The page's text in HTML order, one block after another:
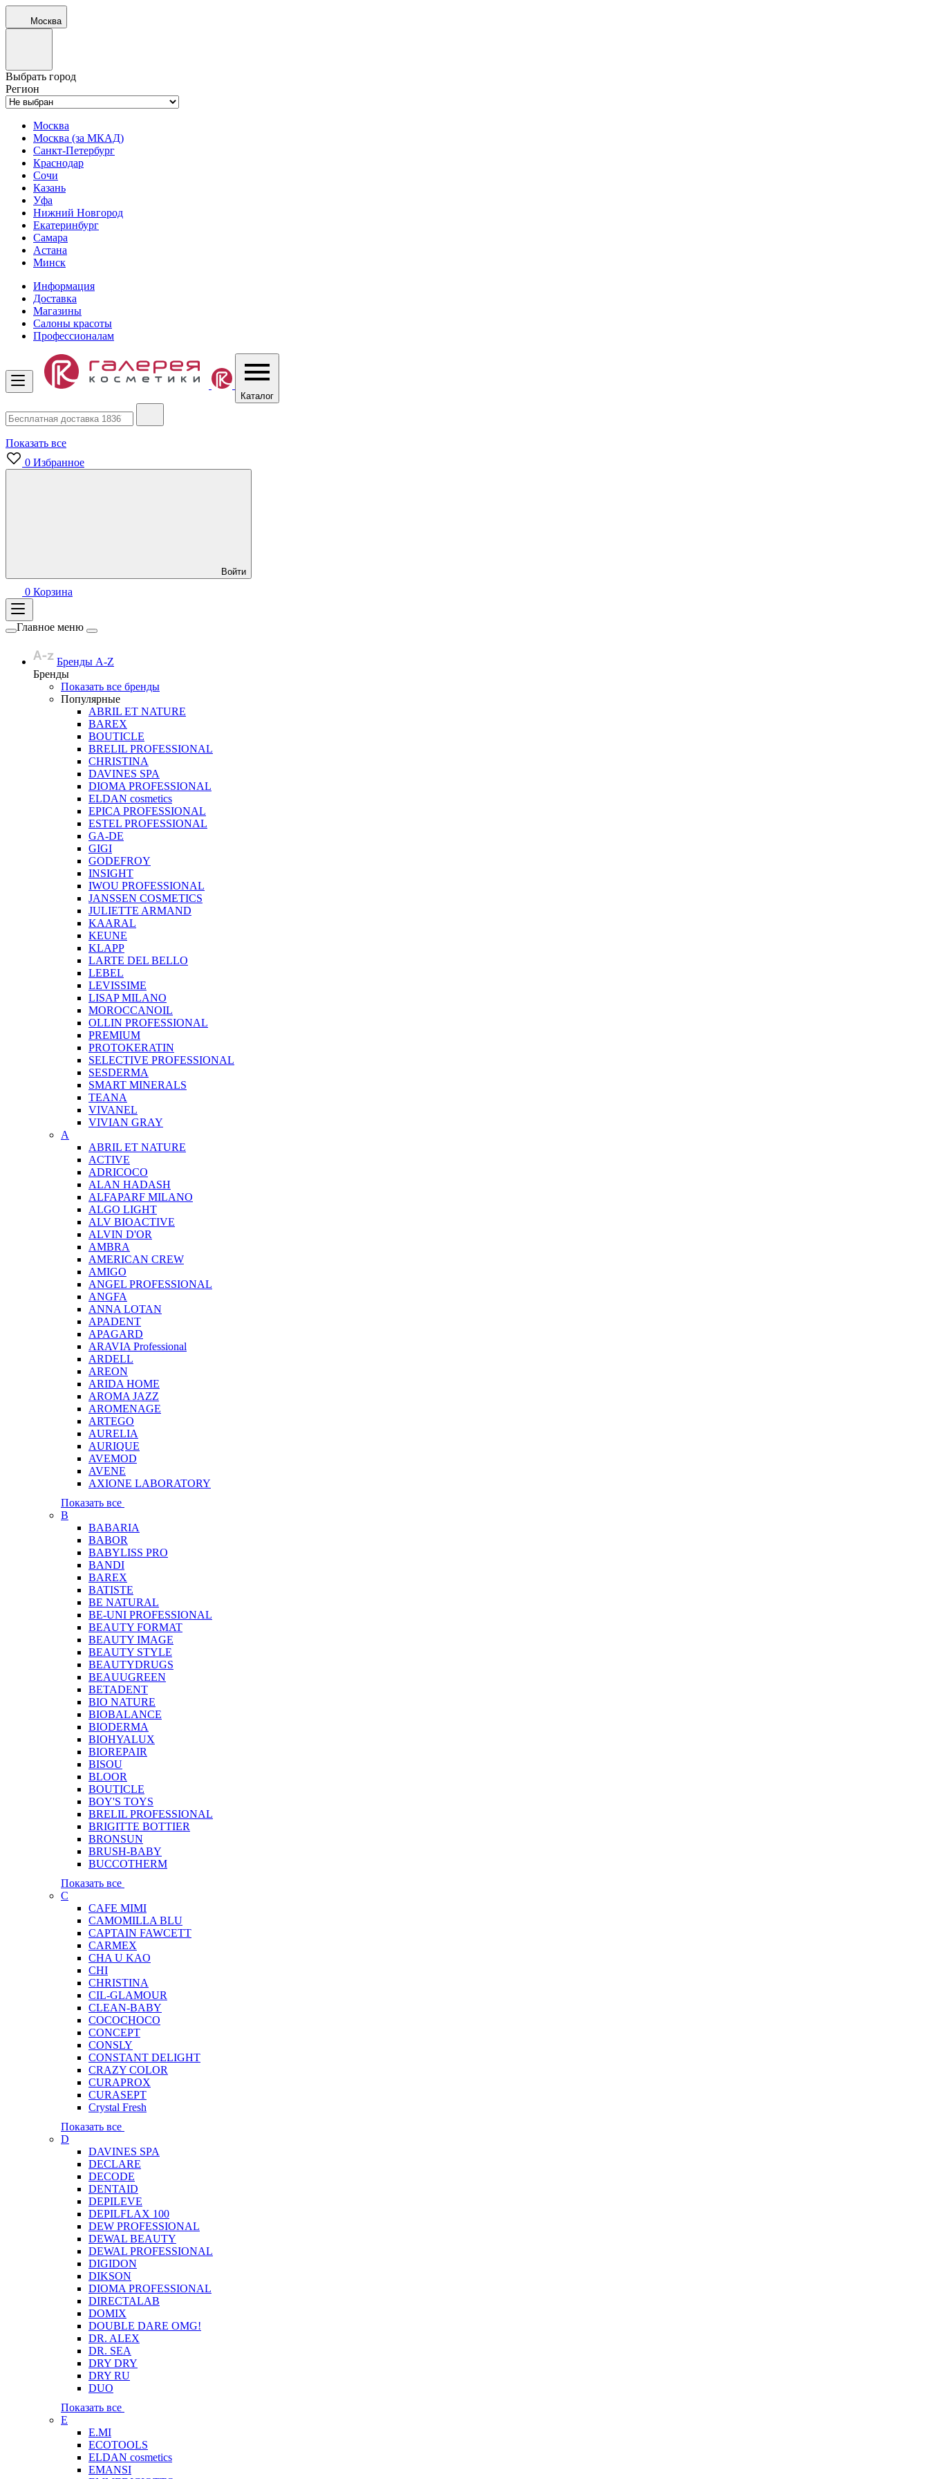
Москва
Выбрать город
Регион
Москва
Москва (за МКАД)
Санкт-Петербург
Краснодар
Сочи
Казань
Уфа
Нижний Новгород
Екатеринбург
Самара
Астана
Минск
Информация
Доставка
Магазины
Салоны красоты
Профессионалам
Каталог
Показать все
0 Избранное
Войти
0 Корзина
Главное меню
Бренды A-Z
Бренды
Показать все бренды
Популярные
ABRIL ET NATURE
BAREX
BOUTICLE
BRELIL PROFESSIONAL
CHRISTINA
DAVINES SPA
DIOMA PROFESSIONAL
ELDAN cosmetics
EPICA PROFESSIONAL
ESTEL PROFESSIONAL
GA-DE
GIGI
GODEFROY
INSIGHT
IWOU PROFESSIONAL
JANSSEN COSMETICS
JULIETTE ARMAND
KAARAL
KEUNE
KLAPP
LARTE DEL BELLO
LEBEL
LEVISSIME
LISAP MILANO
MOROCCANOIL
OLLIN PROFESSIONAL
PREMIUM
PROTOKERATIN
SELECTIVE PROFESSIONAL
SESDERMA
SMART MINERALS
TEANA
VIVANEL
VIVIAN GRAY
A
ABRIL ET NATURE
ACTIVE
ADRICOCO
ALAN HADASH
ALFAPARF MILANO
ALGO LIGHT
ALV BIOACTIVE
ALVIN D'OR
AMBRA
AMERICAN CREW
AMIGO
ANGEL PROFESSIONAL
ANGFA
ANNA LOTAN
APADENT
APAGARD
ARAVIA Professional
ARDELL
AREON
ARIDA HOME
AROMA JAZZ
AROMENAGE
ARTEGO
AURELIA
AURIQUE
AVEMOD
AVENE
AXIONE LABORATORY
Показать все
B
BABARIA
BABOR
BABYLISS PRO
BANDI
BAREX
BATISTE
BE NATURAL
BE-UNI PROFESSIONAL
BEAUTY FORMAT
BEAUTY IMAGE
BEAUTY STYLE
BEAUTYDRUGS
BEAUUGREEN
BETADENT
BIO NATURE
BIOBALANCE
BIODERMA
BIOHYALUX
BIOREPAIR
BISOU
BLOOR
BOUTICLE
BOY'S TOYS
BRELIL PROFESSIONAL
BRIGITTE BOTTIER
BRONSUN
BRUSH-BABY
BUCCOTHERM
Показать все
C
CAFE MIMI
CAMOMILLA BLU
CAPTAIN FAWCETT
CARMEX
CHA U KAO
CHI
CHRISTINA
CIL-GLAMOUR
CLEAN-BABY
COCOCHOCO
CONCEPT
CONSLY
CONSTANT DELIGHT
CRAZY COLOR
CURAPROX
CURASEPT
Crystal Fresh
Показать все
D
DAVINES SPA
DECLARE
DECODE
DENTAID
DEPILEVE
DEPILFLAX 100
DEW PROFESSIONAL
DEWAL BEAUTY
DEWAL PROFESSIONAL
DIGIDON
DIKSON
DIOMA PROFESSIONAL
DIRECTALAB
DOMIX
DOUBLE DARE OMG!
DR. ALEX
DR. SEA
DRY DRY
DRY RU
DUO
Показать все
E
E.MI
ECOTOOLS
ELDAN cosmetics
EMANSI